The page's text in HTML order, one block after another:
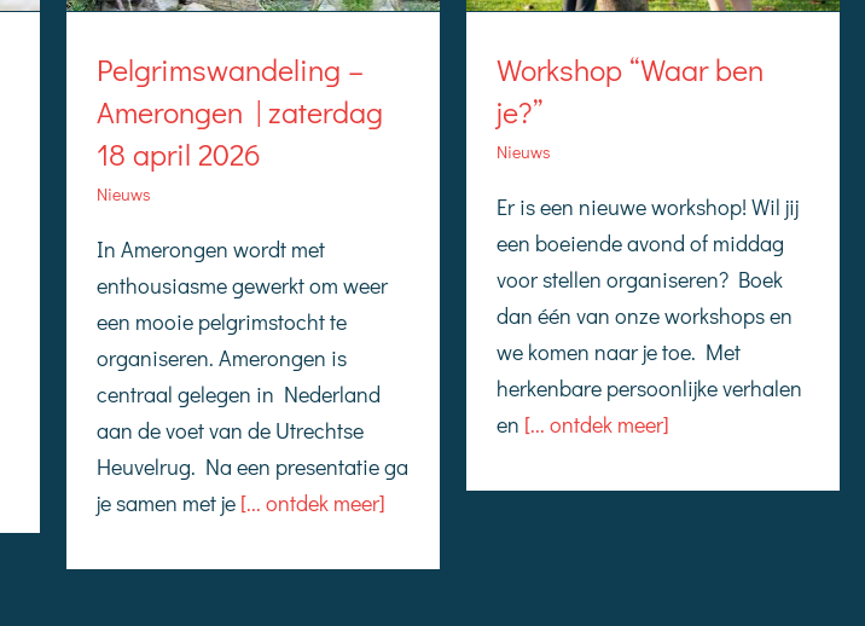
Pelgrimswandeling –
Amerongen | zaterdag
18 april 2026
Nieuws
In Amerongen wordt met
enthousiasme gewerkt om weer
een mooie pelgrimstocht te
organiseren. Amerongen is
centraal gelegen in Nederland
aan de voet van de Utrechtse
Heuvelrug. Na een presentatie ga
je samen met je [... ontdek meer]
Workshop “Waar ben
je?”
Nieuws
Er is een nieuwe workshop! Wil jij
een boeiende avond of middag
voor stellen organiseren? Boek
dan één van onze workshops en
we komen naar je toe. Met
herkenbare persoonlijke verhalen
en [... ontdek meer]